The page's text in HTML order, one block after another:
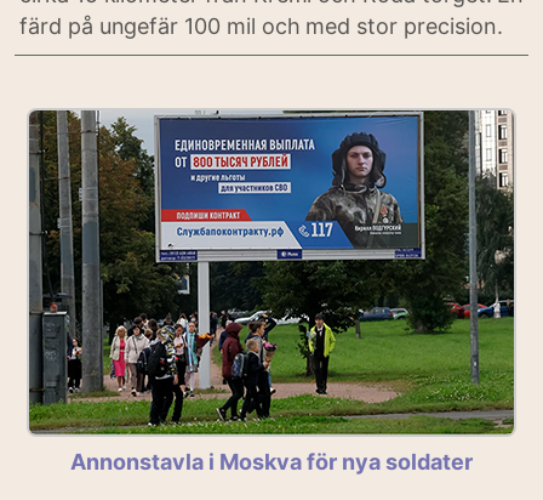
färd på ungefär 100 mil och med stor precision.
Annonstavla i Moskva för nya soldater